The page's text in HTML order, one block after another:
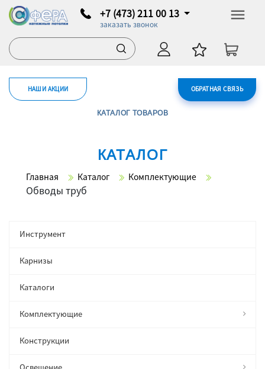
+7 (473) 211 00 13
заказать звонок
ОБРАТНАЯ СВЯЗЬ
НАШИ АКЦИИ
КАТАЛОГ ТОВАРОВ
КАТАЛОГ
Главная Каталог Комплектующие
Обводы труб
Инструмент
Карнизы
Каталоги
Комплектующие
Конструкции